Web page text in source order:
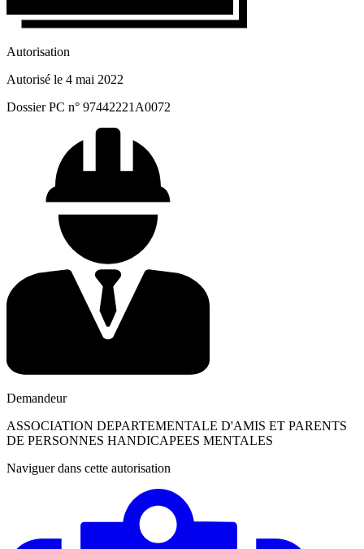
Autorisation
Autorisé le 4 mai 2022
Dossier PC n° 97442221A0072
Demandeur
ASSOCIATION DEPARTEMENTALE D'AMIS ET PARENTS
DE PERSONNES HANDICAPEES MENTALES
Naviguer dans cette autorisation